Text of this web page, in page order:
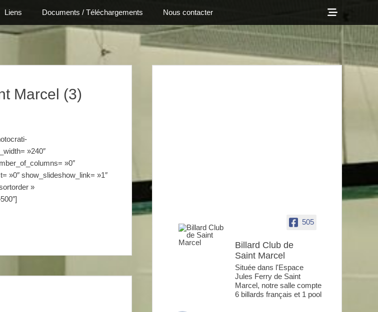
Liens Documents / Téléchargements Nous contacter
Show
Header
Sidebar
Content
Billard Club de Saint Marcel
Marcel (3)
»240″
»0″
»0″ show_slideshow_link= »1″
»
505
Billard Club de
Saint Marcel
Située dans l'Espace
Jules Ferry de Saint
Marcel, notre salle compte
6 billards français et 1 pool